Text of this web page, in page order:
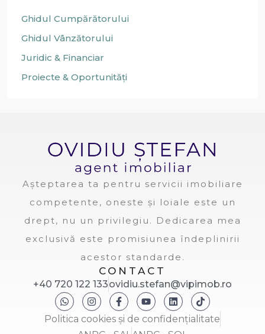
Ghidul Cumpărătorului
Ghidul Vânzătorului
Juridic & Financiar
Proiecte & Oportunități
Așteptarea ta pentru servicii imobiliare
competente, oneste și loiale este un
drept, nu un privilegiu. Dedicarea mea
exclusivă este promisiunea îndeplinirii
acestor standarde.
CONTACT
+40 720 122 133ovidiu.stefan@vipimob.ro
Politica cookies și de confidențialitate